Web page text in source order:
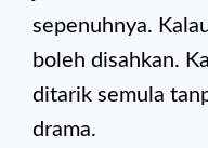
sepenuhnya.
boleh disahkan.
ditarik semula
drama.